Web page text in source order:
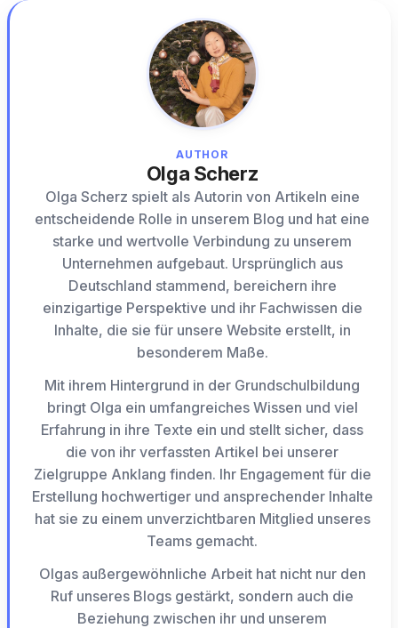
AUTHOR
Olga Scherz
Olga Scherz spielt als Autorin von Artikeln eine
entscheidende Rolle in unserem Blog und hat eine
starke und wertvolle Verbindung zu unserem
Unternehmen aufgebaut. Ursprünglich aus
Deutschland stammend, bereichern ihre
einzigartige Perspektive und ihr Fachwissen die
Inhalte, die sie für unsere Website erstellt, in
besonderem Maße.
Mit ihrem Hintergrund in der Grundschulbildung
bringt Olga ein umfangreiches Wissen und viel
Erfahrung in ihre Texte ein und stellt sicher, dass
die von ihr verfassten Artikel bei unserer
Zielgruppe Anklang finden. Ihr Engagement für die
Erstellung hochwertiger und ansprechender Inhalte
hat sie zu einem unverzichtbaren Mitglied unseres
Teams gemacht.
Olgas außergewöhnliche Arbeit hat nicht nur den
Ruf unseres Blogs gestärkt, sondern auch die
Beziehung zwischen ihr und unserem